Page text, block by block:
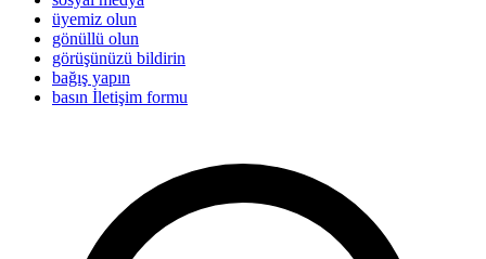
üyemiz olun
gönüllü olun
görüşünüzü bildirin
bağış yapın
basın İletişim formu